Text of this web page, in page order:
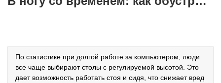
По статистике при долгой работе за компьютером, люди
все чаще выбирают столы с регулируемой высотой. Это
дает возможность работать стоя и сидя, что снижает вред